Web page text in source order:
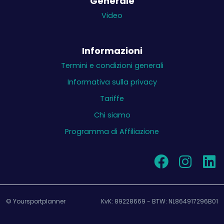
Video
Informazioni
Termini e condizioni generali
Informativa sulla privacy
Tariffe
Chi siamo
Programma di Affiliazione
© Yoursportplanner KvK: 89228669 - BTW: NL864917296B01